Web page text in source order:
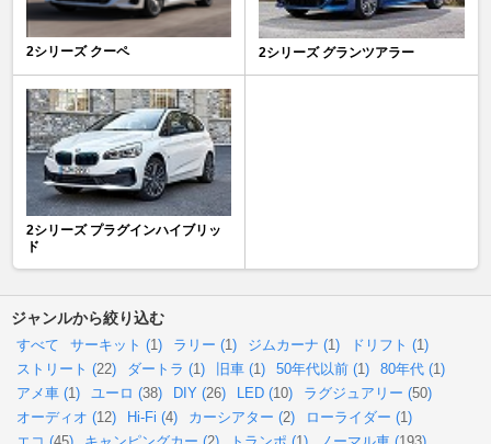
2シリーズ クーペ 2シリーズ グランツアラー
2シリーズ プラグインハイブリッ
ド
ジャンルから絞り込む
すべて サーキット (1 ) ラリー (1 ) ジムカーナ (1 ) ドリフト (1 )
ストリート (22) ダートラ (1 ) 旧車 (1 ) 50年代以前 (1 ) 80年代 (1 )
アメ車 (1 ) ユーロ (38) DIY (26) LED (10) ラグジュアリー (50)
オーディオ (12) Hi-Fi (4) カーシアター (2) ローライダー (1 )